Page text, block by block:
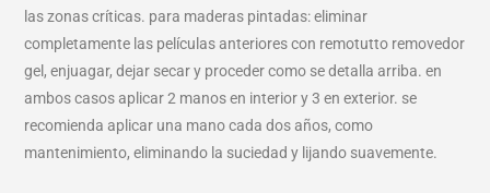
las zonas críticas. para maderas pintadas: eliminar
completamente las películas anteriores con remotutto removedor
gel, enjuagar, dejar secar y proceder como se detalla arriba. en
ambos casos aplicar 2 manos en interior y 3 en exterior. se
recomienda aplicar una mano cada dos años, como
mantenimiento, eliminando la suciedad y lijando suavemente.